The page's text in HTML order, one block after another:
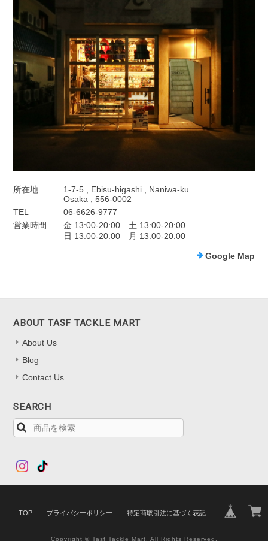
所在地
1-7-5 , Ebisu-higashi , Naniwa-ku
Osaka , 556-0002
TEL
06-6626-9777
営業時間
金 13:00-20:00 土 13:00-20:00
日 13:00-20:00 月 13:00-20:00
Google Map
ABOUT TASF TACKLE MART
About Us
Blog
Contact Us
SEARCH
TOP プライバシーポリシー 特定商取引法に基づく表記
Copyright © Tasf Tackle Mart. All Rights Reserved.